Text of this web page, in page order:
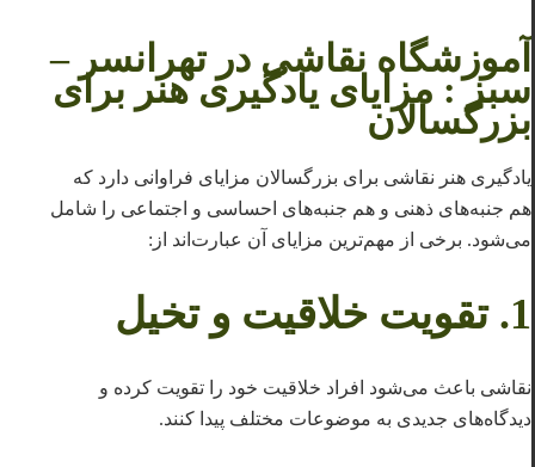
آموزشگاه نقاشی در تهرانسر –
سبز : مزایای یادگیری هنر برای
بزرگسالان
یادگیری هنر نقاشی برای بزرگسالان مزایای فراوانی دارد که
هم جنبه‌های ذهنی و هم جنبه‌های احساسی و اجتماعی را شامل
می‌شود. برخی از مهم‌ترین مزایای آن عبارت‌اند از:
1. تقویت خلاقیت و تخیل
نقاشی باعث می‌شود افراد خلاقیت خود را تقویت کرده و
دیدگاه‌های جدیدی به موضوعات مختلف پیدا کنند.